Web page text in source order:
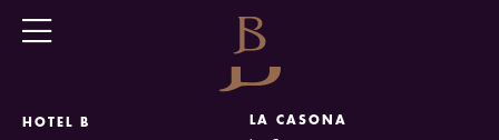
HOTEL B
LA CASONA